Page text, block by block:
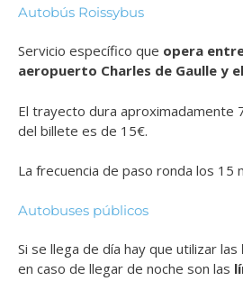
Autobús Roissybus
Servicio específico que opera
aeropuerto Charles de Gaulle y
El trayecto dura aproximadamente
del billete es de 15€.
La frecuencia de paso ronda los 15
Autobuses públicos
Si se llega de día hay que utilizar las
en caso de llegar de noche son las